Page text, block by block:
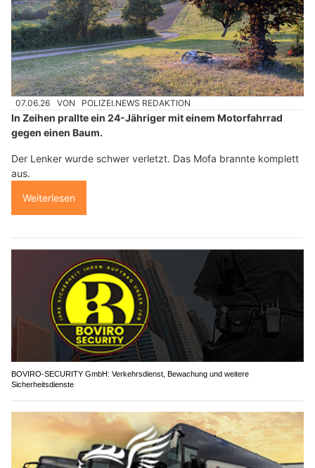
07.06.26 VON POLIZEI.NEWS REDAKTION
In Zeihen prallte ein 24-Jähriger mit einem Motorfahrrad
gegen einen Baum.
Der Lenker wurde schwer verletzt. Das Mofa brannte komplett
aus.
Weiterlesen
BOVIRO-SECURITY GmbH: Verkehrsdienst, Bewachung und weitere
Sicherheitsdienste